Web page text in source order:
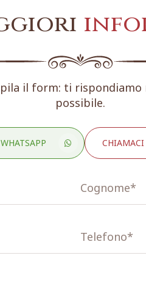
il form: ti rispondiamo
possibile.